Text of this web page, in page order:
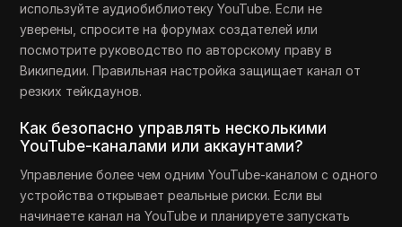
используйте аудиобиблиотеку YouTube. Если не
уверены, спросите на форумах создателей или
посмотрите руководство по авторскому праву в
Википедии. Правильная настройка защищает канал от
резких тейкдаунов.
Как безопасно управлять несколькими
YouTube-каналами или аккаунтами?
Управление более чем одним YouTube-каналом с одного
устройства открывает реальные риски. Если вы
начинаете канал на YouTube и планируете запускать